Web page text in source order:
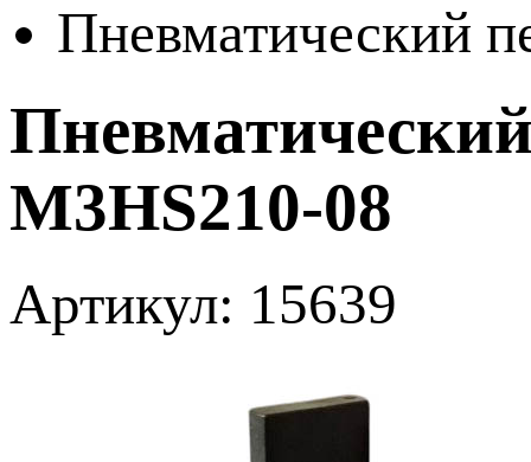
Пневматический
M3HS210-08
Артикул: 15639